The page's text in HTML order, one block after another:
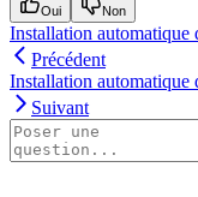
Oui Non
Installation automatique
Précédent
Installation automatique
Suivant